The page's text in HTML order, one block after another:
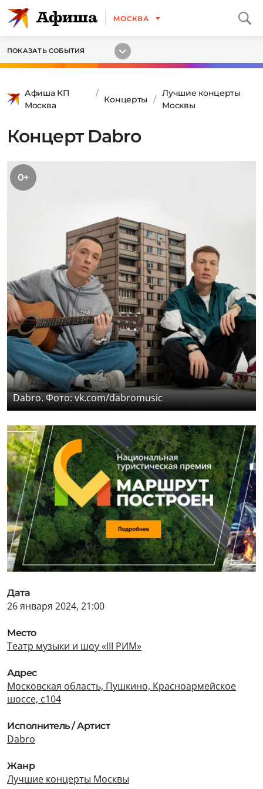
МОСКВА
ПОКАЗАТЬ СОБЫТИЯ
Афиша КП
Москва
Концерты
Лучшие концерты
Москвы
Концерт Dabro
0+
Dabro. Фото: vk.com/dabromusic
Дата
26 января 2024, 21:00
Место
Театр музыки и шоу «III РИМ»
Адрес
Московская область, Пушкино, Красноармейское
шоссе, с104
Исполнитель / Артист
Dabro
Жанр
Лучшие концерты Москвы